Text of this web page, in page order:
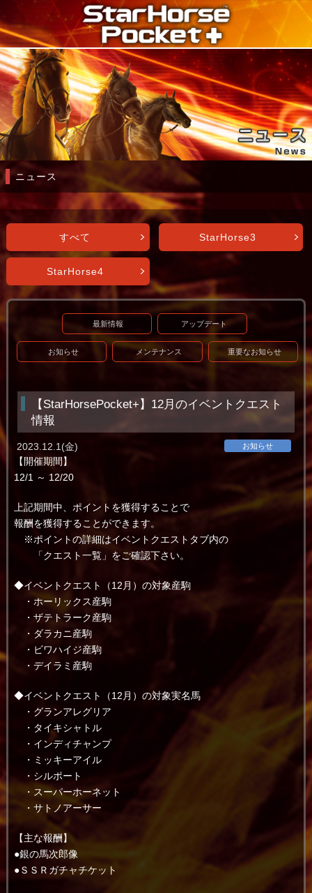
ニュース
すべて StarHorse3
StarHorse4
最新情報 アップデート
お知らせ メンテナンス 重要なお知らせ
【StarHorsePocket+】12月のイベントクエスト
情報
お知らせ
2023.12.1(金)
【開催期間】
12/1 ～ 12/20
上記期間中、ポイントを獲得することで
報酬を獲得することができます。
※ポイントの詳細はイベントクエストタブ内の
「クエスト一覧」をご確認下さい。
◆イベントクエスト（12月）の対象産駒
・ホーリックス産駒
・ザテトラーク産駒
・ダラカニ産駒
・ビワハイジ産駒
・デイラミ産駒
◆イベントクエスト（12月）の対象実名馬
・グランアレグリア
・タイキシャトル
・インディチャンプ
・ミッキーアイル
・シルポート
・スーパーホーネット
・サトノアーサー
【主な報酬】
●銀の馬次郎像
●ＳＳＲガチャチケット